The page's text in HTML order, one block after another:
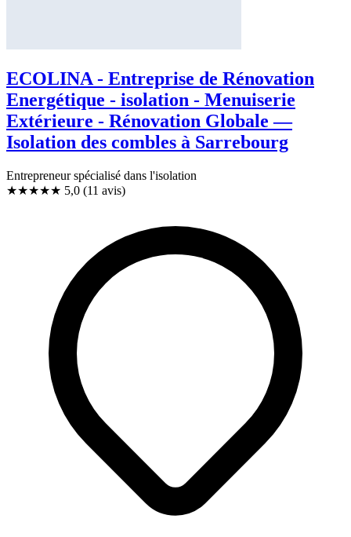
ECOLINA - Entreprise de Rénovation
Energétique - isolation - Menuiserie
Extérieure - Rénovation Globale —
Isolation des combles à Sarrebourg
Entrepreneur spécialisé dans l'isolation
★★★★★ 5,0 (11 avis)